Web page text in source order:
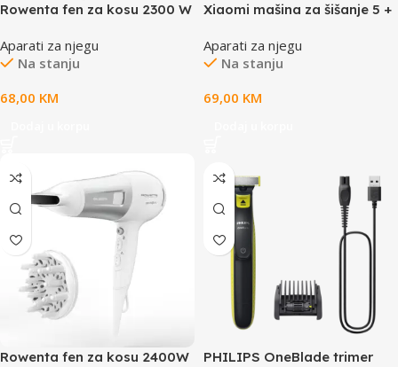
Rowenta fen za kosu 2300 W
Aparati za njegu
Na stanju
68,00 KM
Xiaomi mašina za šišanje 5 +
dugotrajna baterija traje do
180 min
Aparati za njegu
Na stanju
69,00 KM
Rowenta fen za kosu 2400W PHILIPS OneBlade trimer